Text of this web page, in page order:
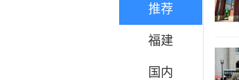
推荐
福建
国内